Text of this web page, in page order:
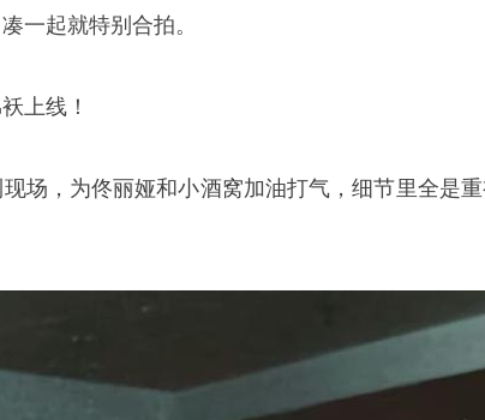
一起就特别合拍。
上线！
场，为佟丽娅和小酒窝加油打气，细节里全是